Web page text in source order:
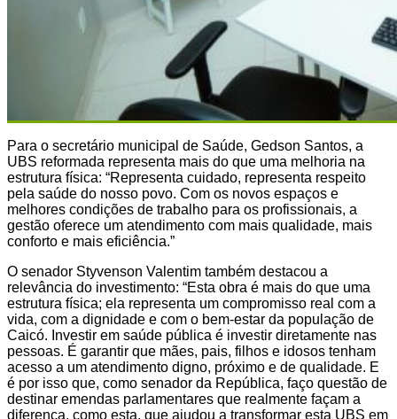
Para o secretário municipal de Saúde, Gedson Santos, a
UBS reformada representa mais do que uma melhoria na
estrutura física: “Representa cuidado, representa respeito
pela saúde do nosso povo. Com os novos espaços e
melhores condições de trabalho para os profissionais, a
gestão oferece um atendimento com mais qualidade, mais
conforto e mais eficiência.”
O senador Styvenson Valentim também destacou a
relevância do investimento: “Esta obra é mais do que uma
estrutura física; ela representa um compromisso real com a
vida, com a dignidade e com o bem-estar da população de
Caicó. Investir em saúde pública é investir diretamente nas
pessoas. É garantir que mães, pais, filhos e idosos tenham
acesso a um atendimento digno, próximo e de qualidade. E
é por isso que, como senador da República, faço questão de
destinar emendas parlamentares que realmente façam a
diferença, como esta, que ajudou a transformar esta UBS em